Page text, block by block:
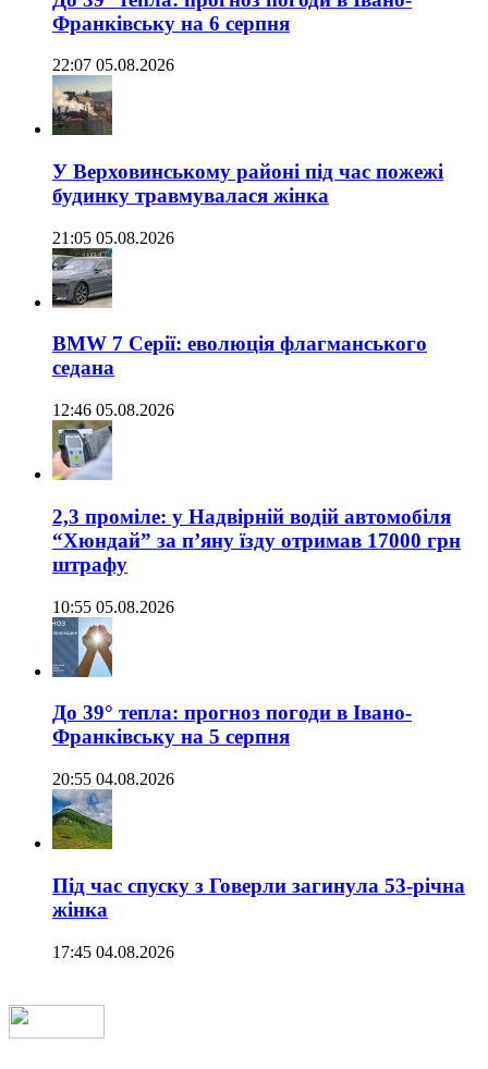
Франківську на 6 серпня
22:07 05.08.2026
У Верховинському районі під час пожежі
будинку травмувалася жінка
21:05 05.08.2026
BMW 7 Серії: еволюція флагманського
седана
12:46 05.08.2026
2,3 проміле: у Надвірній водій автомобіля
“Хюндай” за п’яну їзду отримав 17000 грн
штрафу
10:55 05.08.2026
До 39° тепла: прогноз погоди в Івано-
Франківську на 5 серпня
20:55 04.08.2026
Під час спуску з Говерли загинула 53-річна
жінка
17:45 04.08.2026